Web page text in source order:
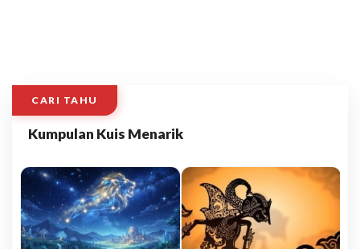
CARI TAHU
Kumpulan Kuis Menarik